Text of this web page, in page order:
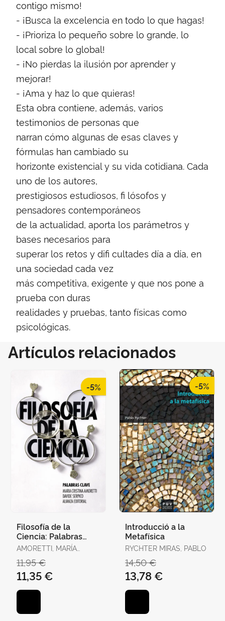
contigo mismo!
- ¡Busca la excelencia en todo lo que hagas!
- ¡Prioriza lo pequeño sobre lo grande, lo
local sobre lo global!
- ¡No pierdas la ilusión por aprender y
mejorar!
- ¡Ama y haz lo que quieras!
Esta obra contiene, además, varios
testimonios de personas que
narran cómo algunas de esas claves y
fórmulas han cambiado su
horizonte existencial y su vida cotidiana. Cada
uno de los autores,
prestigiosos estudiosos, fi lósofos y
pensadores contemporáneos
de la actualidad, aporta los parámetros y
bases necesarios para
superar los retos y difi cultades día a día, en
una sociedad cada vez
más competitiva, exigente y que nos pone a
prueba con duras
realidades y pruebas, tanto físicas como
psicológicas.
Artículos relacionados
-5%
Filosofía de la
Ciencia: Palabras
Clave
AMORETTI, MARÍA
DAVIDE
11,95 €
11,35 €
-5%
Introducció a la
Metafísica
RYCHTER MIRAS, PABLO
14,50 €
13,78 €